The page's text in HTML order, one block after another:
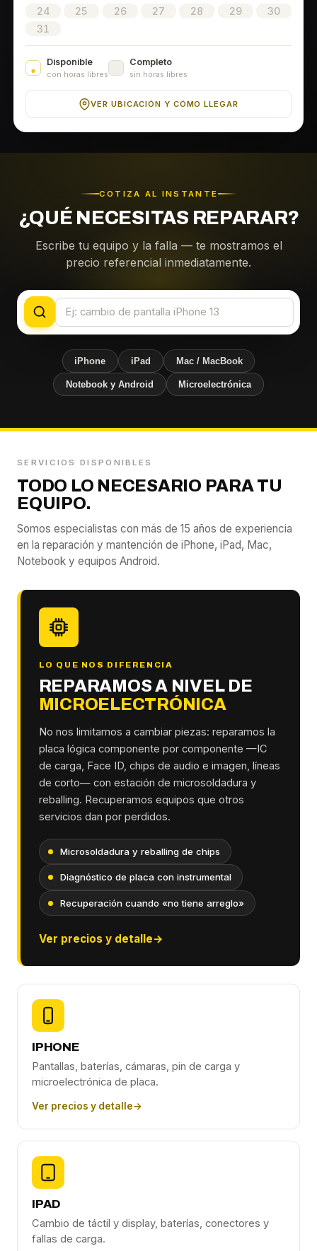
24
25 26 27 28 29
30
31
Disponible
con horas libres
Completo
sin horas libres
VER UBICACIÓN Y CÓMO LLEGAR
COTIZA AL INSTANTE
¿QUÉ NECESITAS REPARAR?
Escribe tu equipo y la falla — te mostramos el
precio referencial inmediatamente.
iPhone iPad Mac / MacBook
Notebook y Android Microelectrónica
SERVICIOS DISPONIBLES
TODO LO NECESARIO PARA TU
EQUIPO.
Somos especialistas con más de 15 años de experiencia
en la reparación y mantención de iPhone, iPad, Mac,
Notebook y equipos Android.
LO QUE NOS DIFERENCIA
REPARAMOS A NIVEL DE
MICROELECTRÓNICA
No nos limitamos a cambiar piezas: reparamos la
placa lógica componente por componente —IC
de carga, Face ID, chips de audio e imagen, líneas
de corto— con estación de microsoldadura y
reballing. Recuperamos equipos que otros
servicios dan por perdidos.
Microsoldadura y reballing de chips
Diagnóstico de placa con instrumental
Recuperación cuando «no tiene arreglo»
Ver precios y detalle→
IPHONE
Pantallas, baterías, cámaras, pin de carga y
microelectrónica de placa.
Ver precios y detalle→
IPAD
Cambio de táctil y display, baterías, conectores y
fallas de carga.